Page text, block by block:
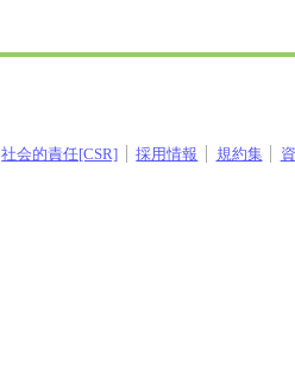
社会的責任[CSR] 採用情報 規約集